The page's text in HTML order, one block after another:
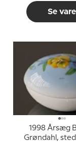
Se vare
1998 Årsæg
Grøndahl,